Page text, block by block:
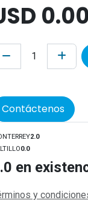
Contáctenos
2.0
0.0
en
y